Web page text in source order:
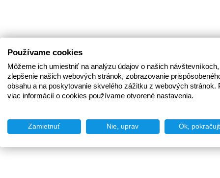
Používame cookies
Môžeme ich umiestniť na analýzu údajov o našich
zlepšenie našich webových stránok, zobrazovanie
obsahu a na poskytovanie skvelého zážitku z webových stránok.
viac informácií o cookies používame otvorené nastavenia.
Zamietnuť Nie, uprav Ok,